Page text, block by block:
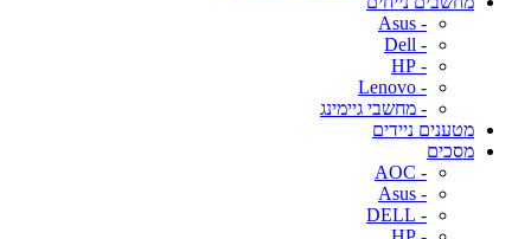
- Asus
- Dell
- HP
- Lenovo
- מחשבי גיימינג
מטענים ניידים
מסכים
- AOC
- Asus
- DELL